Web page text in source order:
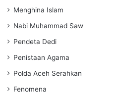
Menghina Islam
Nabi Muhammad Saw
Pendeta Dedi
Penistaan Agama
Polda Aceh Serahkan
Fenomena